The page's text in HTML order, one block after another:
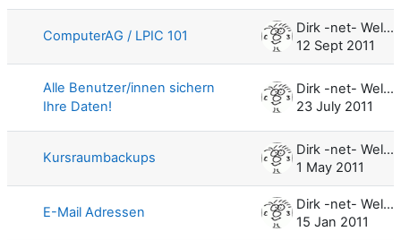
ComputerAG / LPIC 101
Dirk -net- Weller
12 Sept 2011
Alle Benutzer/innen sichern
Ihre Daten!
Dirk -net- Weller
23 July 2011
Kursraumbackups
Dirk -net- Weller
1 May 2011
E-Mail Adressen
Dirk -net- Weller
15 Jan 2011